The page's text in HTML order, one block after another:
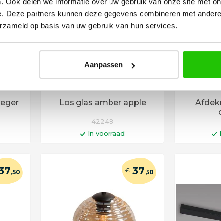
Ook delen we informatie over uw gebruik van onze site met
Deze partners kunnen deze gegevens combineren met
op basis van uw gebruik van hun services.
Aanpassen
Los glas amber apple
42248
In voorraad
Op werkdagen voor 14:00 uur
besteld = vandaag verstuurd!
,50 €37 ,50